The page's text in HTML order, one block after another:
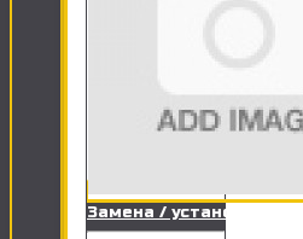
Замена / установка